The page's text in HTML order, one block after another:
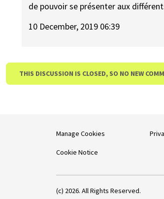
de pouvoir se présenter aux
10 December, 2019 06:39
THIS DISCUSSION IS CLOSED, SO NO NEW
Manage Cookies
Cookie Notice
(c) 2026. All Rights Reserved.